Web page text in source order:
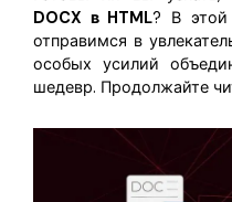
Новый
Скрыть фрагменты
PDF OCR
Извлечение данных
Защита PDF
Поделиться PDF
Канал на YouTube
Сообщество ВКонтакте
DOCX в HTML? В этой
отправимся в
особых усилий
шедевр. Продолжайте